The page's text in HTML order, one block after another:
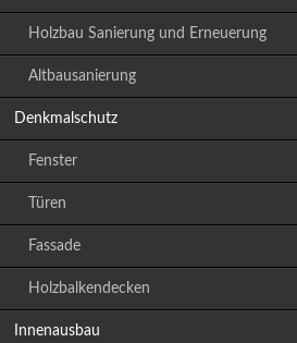
Holzbau Sanierung und Erneuerung
Altbausanierung
Denkmalschutz
Fenster
Türen
Fassade
Holzbalkendecken
Innenausbau